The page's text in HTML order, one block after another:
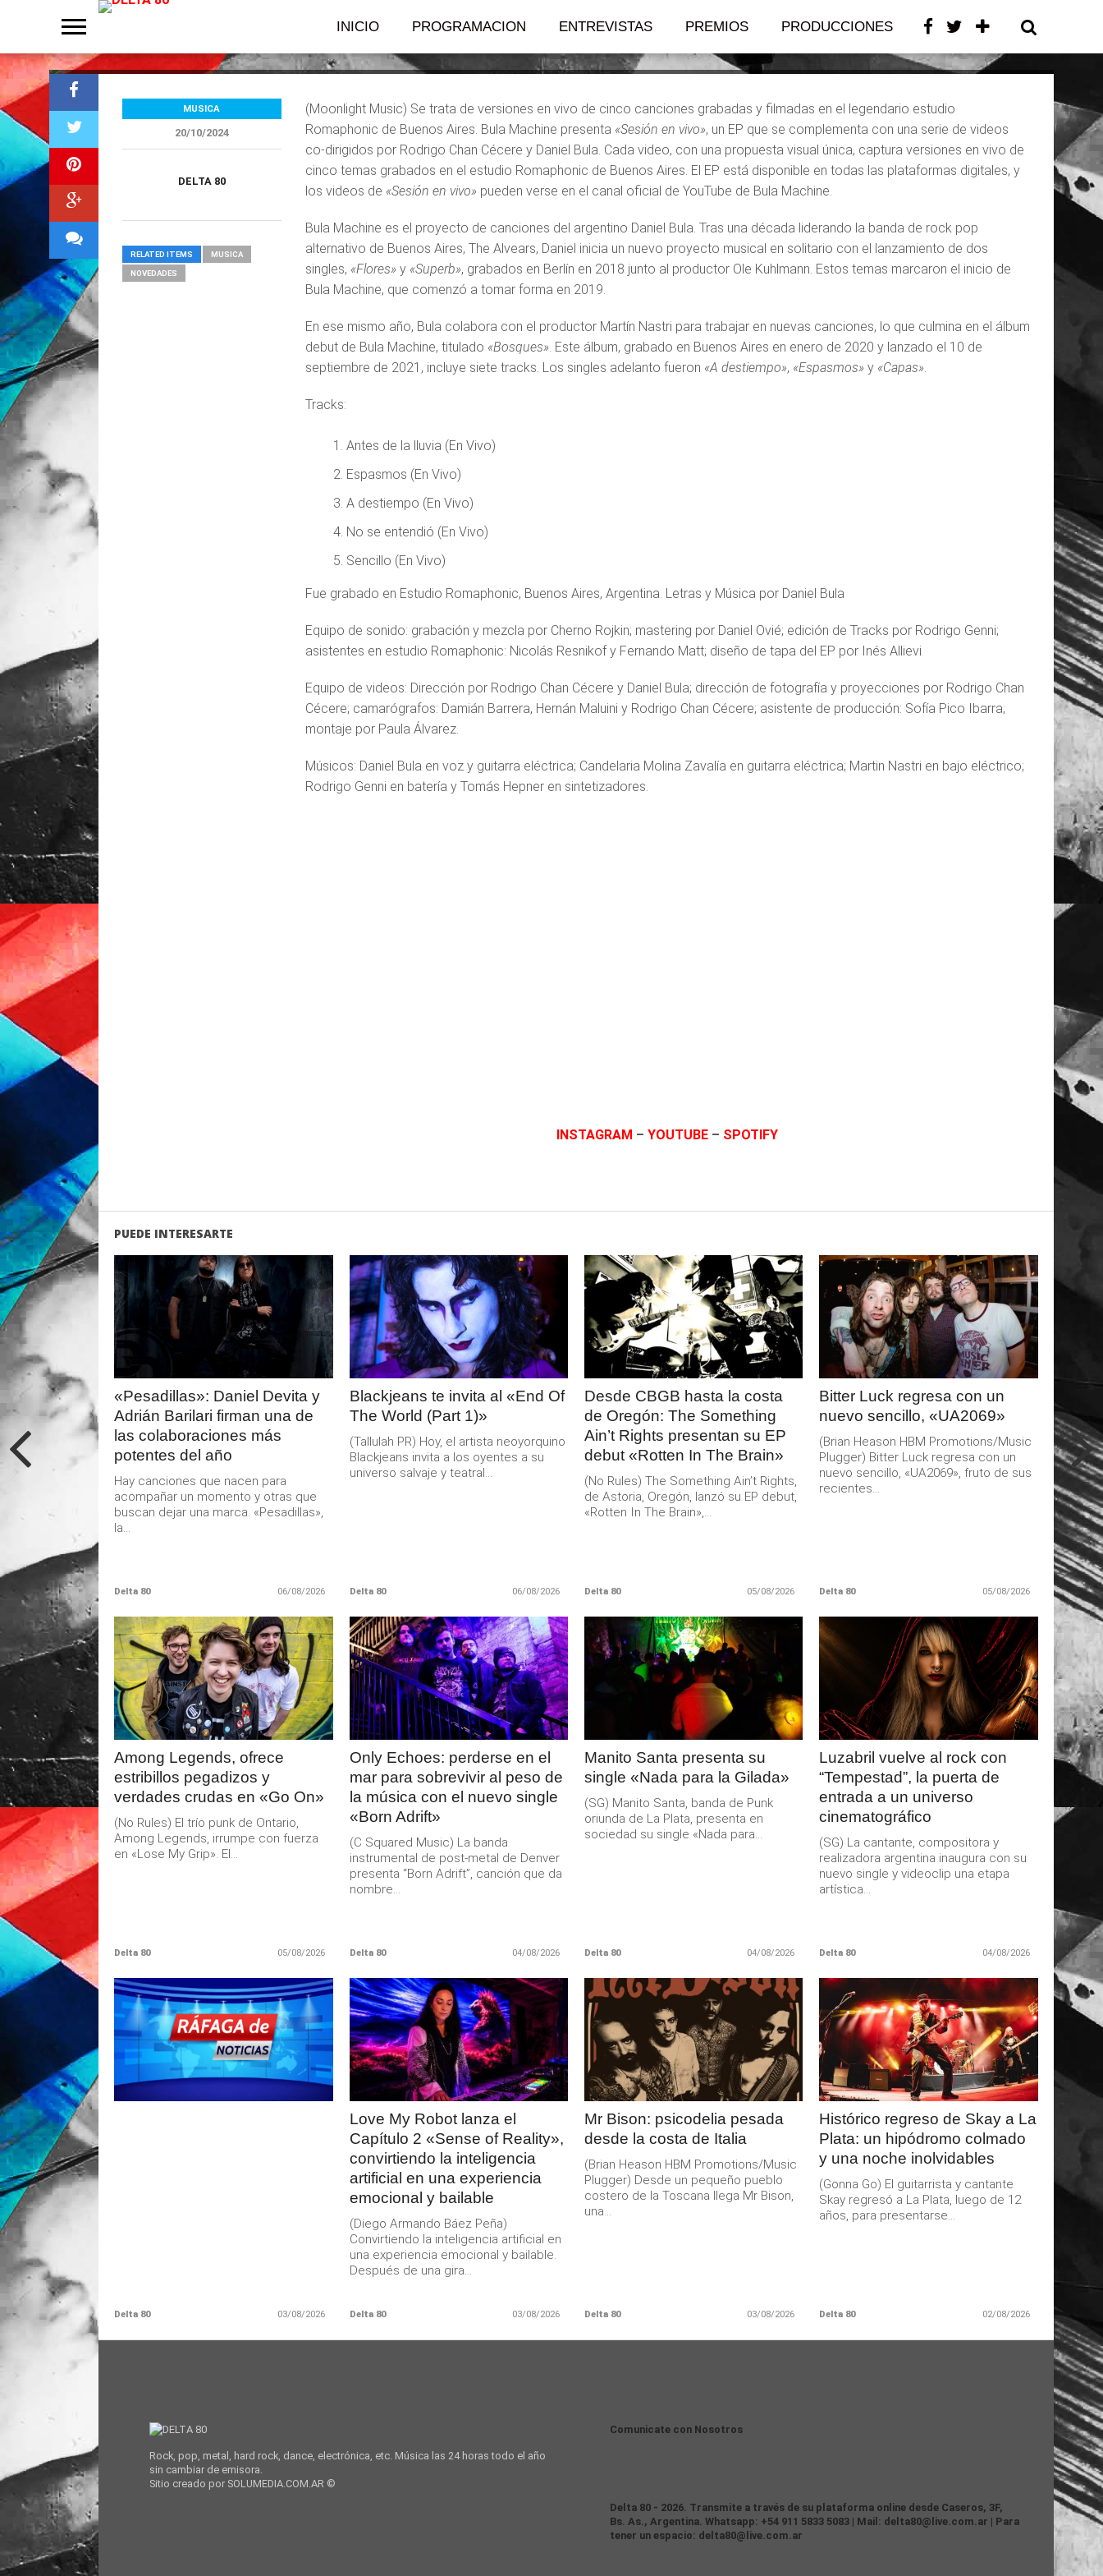
INICIO PROGRAMACION ENTREVISTAS PREMIOS PRODUCCIONES CONTACTO
vivo»
(Moonlight Music) Se trata de versiones en vivo de cinco canciones grabadas y filmadas en el legendario estudio
Romaphonic de Buenos Aires. Bula Machine presenta «Sesión en vivo», un EP que se complementa con una serie de videos
co-dirigidos por Rodrigo Chan Cécere y Daniel Bula. Cada video, con una propuesta visual única, captura versiones en vivo de
cinco temas grabados en el estudio Romaphonic de Buenos Aires. El EP está disponible en todas las plataformas digitales, y
los videos de «Sesión en vivo»pueden verse en el canal oficial de YouTube de Bula Machine.
Bula Machine es el proyecto de canciones del argentino Daniel Bula. Tras una década liderando la banda de rock pop
alternativo de Buenos Aires, The Alvears, Daniel inicia un nuevo proyecto musical en solitario con el lanzamiento de dos
singles, «Flores»y «Superb», grabados en Berlín en 2018 junto al productor Ole Kuhlmann. Estos temas marcaron el inicio de
Bula Machine, que comenzó a tomar forma en 2019.
En ese mismo año, Bula colabora con el productor Martín Nastri para trabajar en nuevas canciones, lo que culmina en el álbum
debut de Bula Machine, titulado «Bosques». Este álbum, grabado en Buenos Aires en enero de 2020 y lanzado el 10 de
septiembre de 2021, incluye siete tracks. Los singles adelanto fueron «A destiempo», «Espasmos»y «Capas».
Tracks:
Antes de la lluvia (En Vivo)
Espasmos (En Vivo)
A destiempo (En Vivo)
No se entendió (En Vivo)
Sencillo (En Vivo)
Fue grabado en Estudio Romaphonic, Buenos Aires, Argentina. Letras y Música por Daniel Bula
Equipo de sonido: grabación y mezcla por Cherno Rojkin; mastering por Daniel Ovié; edición de Tracks por Rodrigo Genni;
asistentes en estudio Romaphonic: Nicolás Resnikof y Fernando Matt; diseño de tapa del EP por Inés Allievi
Equipo de videos: Dirección por Rodrigo Chan Cécere y Daniel Bula; dirección de fotografía y proyecciones por Rodrigo Chan
Cécere; camarógrafos: Damián Barrera, Hernán Maluini y Rodrigo Chan Cécere; asistente de producción: Sofía Pico Ibarra;
montaje por Paula Álvarez.
Músicos: Daniel Bula en voz y guitarra eléctrica; Candelaria Molina Zavalía en guitarra eléctrica; Martin Nastri en bajo eléctrico;
Rodrigo Genni en batería y Tomás Hepner en sintetizadores.
INSTAGRAM –YOUTUBE – SPOTIFY
MUSICA
20/10/2024
DELTA 80
RELATED ITEMS MUSICA
NOVEDADES
PUEDE INTERESARTE
LEER
MAS
«Pesadillas»: Daniel Devita y
Adrián Barilari firman una de
las colaboraciones más
potentes del año
Hay canciones que nacen para
acompañar un momento y otras que
buscan dejar una marca. «Pesadillas»,
la...
Delta 80 06/08/2026
LEER
MAS
Blackjeans te invita al «End Of
The World (Part 1)»
(Tallulah PR) Hoy, el artista neoyorquino
Blackjeans invita a los oyentes a su
universo salvaje y teatral...
Delta 80 06/08/2026
LEER
MAS
Desde CBGB hasta la costa
de Oregón: The Something
Ain’t Rights presentan su EP
debut «Rotten In The Brain»
(No Rules) The Something Ain’t Rights,
de Astoria, Oregón, lanzó su EP debut,
«Rotten In The Brain»,...
Delta 80 05/08/2026
LEER
MAS
Bitter Luck regresa con un
nuevo sencillo, «UA2069»
(Brian Heason HBM Promotions/Music
Plugger) Bitter Luck regresa con un
nuevo sencillo, «UA2069», fruto de sus
recientes...
Delta 80 05/08/2026
LEER
MAS
Among Legends, ofrece
estribillos pegadizos y
verdades crudas en «Go On»
(No Rules) El trío punk de Ontario,
Among Legends, irrumpe con fuerza
en «Lose My Grip». El...
Delta 80 05/08/2026
LEER
MAS
Only Echoes: perderse en el
mar para sobrevivir al peso de
la música con el nuevo single
«Born Adrift»
(C Squared Music) La banda
instrumental de post-metal de Denver
presenta “Born Adrift”, canción que da
nombre...
Delta 80 04/08/2026
LEER
MAS
Manito Santa presenta su
single «Nada para la Gilada»
(SG) Manito Santa, banda de Punk
oriunda de La Plata, presenta en
sociedad su single «Nada para...
Delta 80 04/08/2026
LEER
MAS
Luzabril vuelve al rock con
“Tempestad”, la puerta de
entrada a un universo
cinematográfico
(SG) La cantante, compositora y
realizadora argentina inaugura con su
nuevo single y videoclip una etapa
artística...
Delta 80 04/08/2026
LEER
MAS
Delta 80 03/08/2026
LEER
MAS
Love My Robot lanza el
Capítulo 2 «Sense of Reality»,
convirtiendo la inteligencia
artificial en una experiencia
emocional y bailable
(Diego Armando Báez Peña)
Convirtiendo la inteligencia artificial en
una experiencia emocional y bailable.
Después de una gira...
Delta 80 03/08/2026
LEER
MAS
Mr Bison: psicodelia pesada
desde la costa de Italia
(Brian Heason HBM Promotions/Music
Plugger) Desde un pequeño pueblo
costero de la Toscana llega Mr Bison,
una...
Delta 80 03/08/2026
LEER
MAS
Histórico regreso de Skay a La
Plata: un hipódromo colmado
y una noche inolvidables
(Gonna Go) El guitarrista y cantante
Skay regresó a La Plata, luego de 12
años, para presentarse...
Delta 80 02/08/2026
Rock, pop, metal, hard rock, dance, electrónica, etc. Música las 24 horas todo el año
sin cambiar de emisora.
Sitio creado por SOLUMEDIA.COM.AR ©
Comunicate con Nosotros
Delta 80 - 2026. Transmite a través de su plataforma online desde Caseros, 3F,
Bs. As., Argentina. Whatsapp: +54 911 5833 5083 | Mail: delta80@live.com.ar | Para
tener un espacio: delta80@live.com.ar